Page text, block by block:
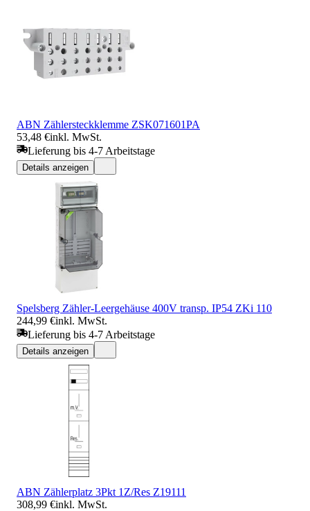
ABN Zählersteckklemme ZSK071601PA
53,48 €inkl. MwSt.
Lieferung bis 4-7 Arbeitstage
Details anzeigen
Spelsberg Zähler-Leergehäuse 400V transp. IP54 ZKi 110
244,99 €inkl. MwSt.
Lieferung bis 4-7 Arbeitstage
Details anzeigen
ABN Zählerplatz 3Pkt 1Z/Res Z19111
308,99 €inkl. MwSt.